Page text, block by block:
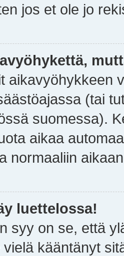
jos et ole jo
aikavyöhykkeen
(tai
suomessa).
aikaa
normaaliin
luettelossa!
syy on se, että
kääntänyt